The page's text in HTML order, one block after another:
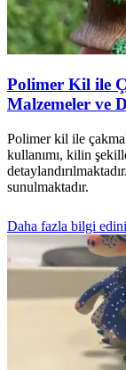
Polimer Kil ile
Malzemeler ve
Polimer kil ile
kullanımı, kilin
sunulmaktadır.
Daha fazla bilgi